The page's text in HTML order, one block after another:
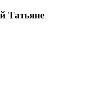
Татьяне